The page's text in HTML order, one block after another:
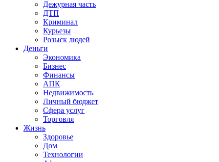
Дежурная часть
ДТП
Криминал
Курьезы
Розыск людей
Деньги
Экономика
Бизнес
Финансы
АПК
Недвижимость
Личный бюджет
Сфера услуг
Торговля
Жизнь
Здоровье
Дом
Технологии